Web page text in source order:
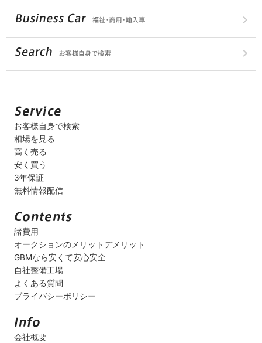
お客様自身で検索
相場を見る
高く売る
安く買う
3年保証
無料情報配信
諸費用
オークションのメリットデメリット
GBMなら安くて安心安全
自社整備工場
よくある質問
プライバシーポリシー
会社概要